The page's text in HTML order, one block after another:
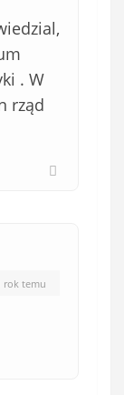
. W
rząd
rok temu